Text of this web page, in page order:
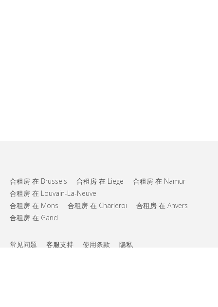
合租房 在 Brussels 合租房 在 Liege
合租房 在 Namur
合租房 在 Louvain-La-Neuve
合租房 在 Mons
合租房 在 Charleroi
合租房 在 Anvers
合租房 在 Gand
常见问题 客服支持 使用条款 隐私